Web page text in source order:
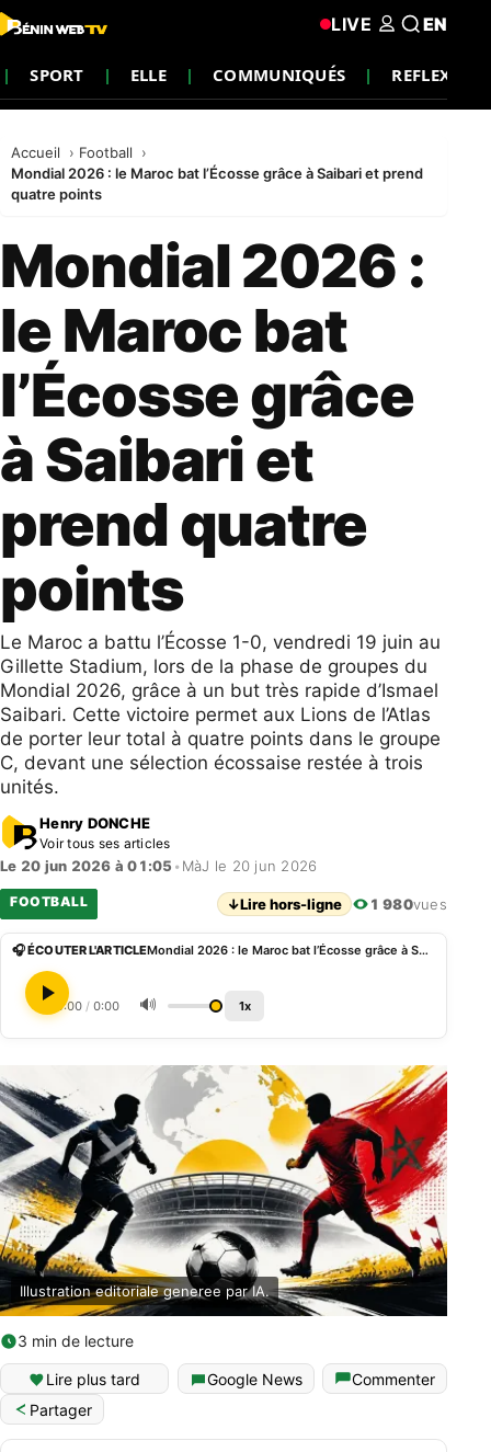
SPORT ELLE COMMUNIQUÉS
LIVE EN
Accueil
Football
Mondial 2026 : le Maroc bat l’Écosse grâce à Saibari et prend
quatre points
Mondial 2026 :
le Maroc bat
l’Écosse grâce
à Saibari et
prend quatre
points
Le Maroc a battu l’Écosse 1-0, vendredi 19 juin au
Gillette Stadium, lors de la phase de groupes du
Mondial 2026, grâce à un but très rapide d’Ismael
Saibari. Cette victoire permet aux Lions de l’Atlas
de porter leur total à quatre points dans le groupe
C, devant une sélection écossaise restée à trois
unités.
Henry DONCHE
Voir tous ses articles
Le 20 jun 2026 à 01:05 • MàJ le 20 jun 2026
FOOTBALL ↓Lire hors-ligne 1 980vues
🎧 ÉCOUTER L'ARTICLE Mondial 2026 : le Maroc bat l’Écosse grâce à Saibari et prend quatre points
0:00 / 0:00 🔊 1x
Illustration editoriale generee par IA.
3 min de lecture
Lire plus tard Google News
Commenter
Partager